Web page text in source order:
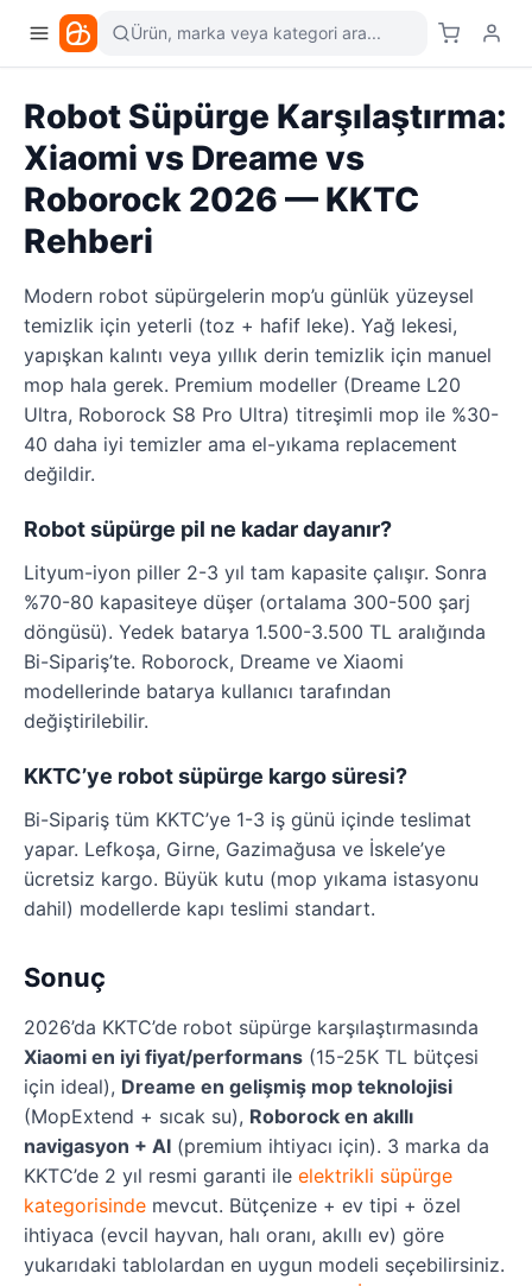
Ürün, marka veya kategori ara...
Robot Süpürge Karşılaştırma:
Xiaomi vs Dreame vs
Roborock 2026 — KKTC
Rehberi
Modern robot süpürgelerin mop’u günlük yüzeysel
temizlik için yeterli (toz + hafif leke). Yağ lekesi,
yapışkan kalıntı veya yıllık derin temizlik için manuel
mop hala gerek. Premium modeller (Dreame L20
Ultra, Roborock S8 Pro Ultra) titreşimli mop ile %30-
40 daha iyi temizler ama el-yıkama replacement
değildir.
Robot süpürge pil ne kadar dayanır?
Lityum-iyon piller 2-3 yıl tam kapasite çalışır. Sonra
%70-80 kapasiteye düşer (ortalama 300-500 şarj
döngüsü). Yedek batarya 1.500-3.500 TL aralığında
Bi-Sipariş’te. Roborock, Dreame ve Xiaomi
modellerinde batarya kullanıcı tarafından
değiştirilebilir.
KKTC’ye robot süpürge kargo süresi?
Bi-Sipariş tüm KKTC’ye 1-3 iş günü içinde teslimat
yapar. Lefkoşa, Girne, Gazimağusa ve İskele’ye
ücretsiz kargo. Büyük kutu (mop yıkama istasyonu
dahil) modellerde kapı teslimi standart.
Sonuç
2026’da KKTC’de robot süpürge karşılaştırmasında
Xiaomi en iyi fiyat/performans (15-25K TL bütçesi
için ideal), Dreame en gelişmiş mop teknolojisi
(MopExtend + sıcak su), Roborock en akıllı
navigasyon + AI (premium ihtiyacı için). 3 marka da
KKTC’de 2 yıl resmi garanti ile elektrikli süpürge
kategorisinde mevcut. Bütçenize + ev tipi + özel
ihtiyaca (evcil hayvan, halı oranı, akıllı ev) göre
yukarıdaki tablolardan en uygun modeli seçebilirsiniz.